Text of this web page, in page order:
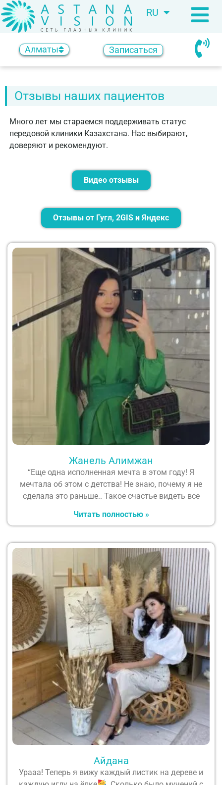
RU
KZ
Алматы Записаться
Отзывы наших пациентов
Много лет мы стараемся поддерживать статус
передовой клиники Казахстана. Нас выбирают,
доверяют и рекомендуют.
Видео отзывы
Отзывы от Гугл, 2GIS и Яндекс
Жанель Алимжан
“Еще одна исполненная мечта в этом году! Я
мечтала об этом с детства! Не знаю, почему я не
сделала это раньше.. Такое счастье видеть все
Читать полностью »
Айдана
Урааа! Теперь я вижу каждый листик на дереве и